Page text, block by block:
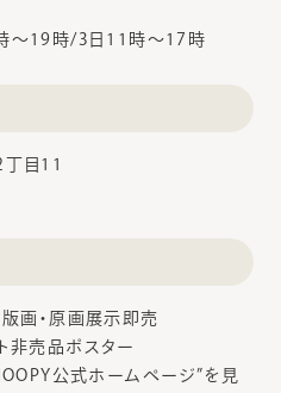
～19時/3日11時～17時
目11
画・原画展示即売
非売品ポスター
公式ホームページ”を見